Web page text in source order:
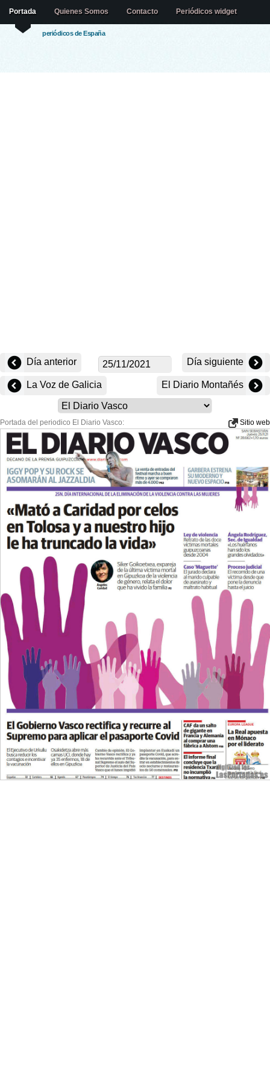
periódicos de España
Portada Quienes Somos Contacto Periódicos widget
Día anterior Día siguiente
La Voz de Galicia El Diario Montañés
Portada del periodico El Diario Vasco: Sitio web